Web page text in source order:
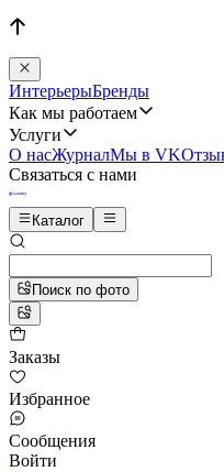
ИнтерьерыБренды
Как мы работаем
Услуги
О насЖурналМы в VK
Связаться с нами
Каталог
Поиск по фото
Заказы
Избранное
Сообщения
Войти